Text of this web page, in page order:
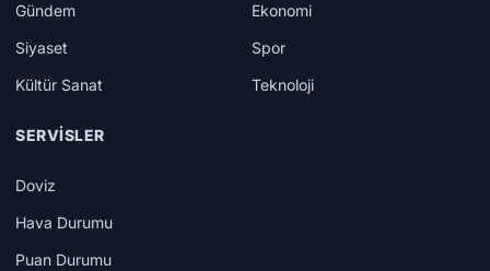
Gündem
Ekonomi
Siyaset
Spor
Kültür Sanat
Teknoloji
SERVISLER
Doviz
Hava Durumu
Puan Durumu